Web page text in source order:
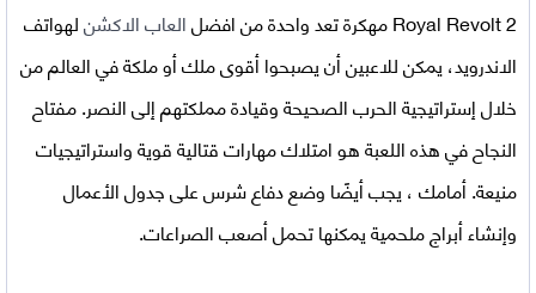
Royal Revolt 2 مهكرة
تعد واحدة من افضلالعاب الاكشنلهواتف
الاندرويد، يمكن للاعبين أن يصبحوا أقوى ملك أو ملكة في العالم من
خلال إستراتيجية الحرب الصحيحة وقيادة مملكتهم إلى النصر. مفتاح
النجاح في هذه اللعبة هو امتلاك مهارات قتالية قوية واستراتيجيات
منيعة. أمامك ، يجب أيضًا وضع دفاع شرس على جدول الأعمال
وإنشاء أبراج ملحمية يمكنها تحمل أصعب الصراعات.